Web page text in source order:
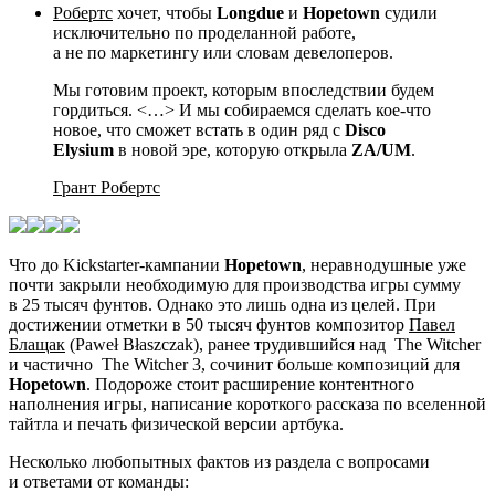
Робертс хочет, чтобы Longdue и Hopetown судили
исключительно по проделанной работе,
а не по маркетингу или словам девелоперов.
Мы готовим проект, которым впоследствии будем
гордиться. <…> И мы собираемся сделать кое-что
новое, что сможет встать в один ряд с Disco
Elysium в новой эре, которую открыла ZA/UM.
Грант Робертс
Что до Kickstarter-кампании Hopetown, неравнодушные уже
почти закрыли необходимую для производства игры сумму
в 25 тысяч фунтов. Однако это лишь одна из целей. При
достижении отметки в 50 тысяч фунтов композитор Павел
Блащак (Paweł Błaszczak), ранее трудившийся над The Witcher
и частично The Witcher 3, сочинит больше композиций для
Hopetown. Подороже стоит расширение контентного
наполнения игры, написание короткого рассказа по вселенной
тайтла и печать физической версии артбука.
Несколько любопытных фактов из раздела с вопросами
и ответами от команды: